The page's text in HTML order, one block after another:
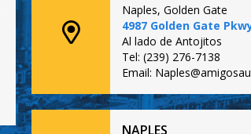
Naples, Golden Gate
4987 Golden Gate
Al lado de Antojitos
Tel: (239) 276-7138
Email:
NAPLES